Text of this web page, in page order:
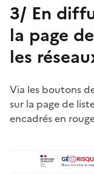
3/ En
la page
les
Via les boutons
sur la page de
encadrés en